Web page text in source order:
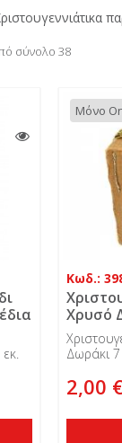
σύνολο 38
Μόνο
Κωδ.:
Χρυσό
Δωράκι
2,00